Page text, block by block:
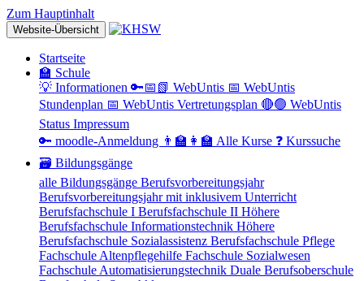
Zum Hauptinhalt
Website-Übersicht
Startseite
🏫 Schule
💡 Informationen 🔑📅📗 WebUntis 📅 WebUntis
Stundenplan 📅 WebUntis Vertretungsplan 🔴🟢 WebUntis
Status Impressum
🔑 moodle-Anmeldung 👨‍🏫👩‍🏫 Alle Kurse ❓ Kurssuche
🗃 Bildungsgänge
alle Bildungsgänge Berufsvorbereitungsjahr
Berufsvorbereitungsjahr mit inklusivem Unterricht
Berufsfachschule I Berufsfachschule II Höhere
Berufsfachschule Informationstechnik Höhere
Berufsfachschule Sozialassistenz Berufsfachschule Pflege
Fachschule Altenpflegehilfe Fachschule Sozialwesen
Fachschule Automatisierungstechnik Duale Berufsoberschule